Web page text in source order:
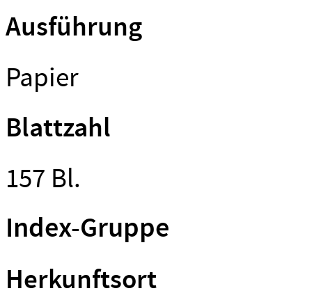
Ausführung
Papier
Blattzahl
157 Bl.
Index-Gruppe
Herkunftsort